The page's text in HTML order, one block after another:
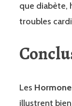
que diabète,
troubles
Les
illustrent